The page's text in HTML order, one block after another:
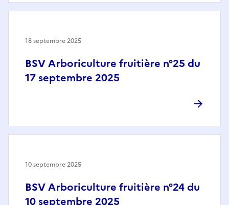
BSV Arboriculture fruitière n°25 du
17 septembre 2025
18 septembre 2025
BSV Arboriculture fruitière n°24 du
10 septembre 2025
10 septembre 2025